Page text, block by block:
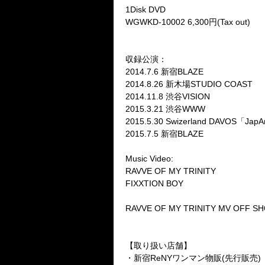
1Disk DVD
WGWKD-10002 6,300円(Tax out)
収録公演：
2014.7.6 新宿BLAZE
2014.8.26 新木場STUDIO COAST
2014.11.8 渋谷VISION
2015.3.21 渋谷WWW
2015.5.30 Swizerland DAVOS「
2015.7.5 新宿BLAZE
Music Video:
RAVVE OF MY TRINITY
FIXXTION BOY
RAVVE OF MY TRINITY MV OFF
【取り扱い店舗】
・新宿ReNYワンマン物販(先行販売)